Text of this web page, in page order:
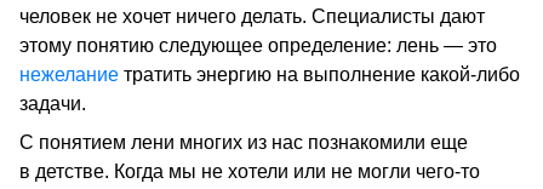
человек не хочет ничего делать. Специалисты дают
этому понятию следующее определение: лень — это
нежелание тратить энергию на выполнение какой-либо
задачи.
С понятием лени многих из нас познакомили еще
в детстве. Когда мы не хотели или не могли чего-то